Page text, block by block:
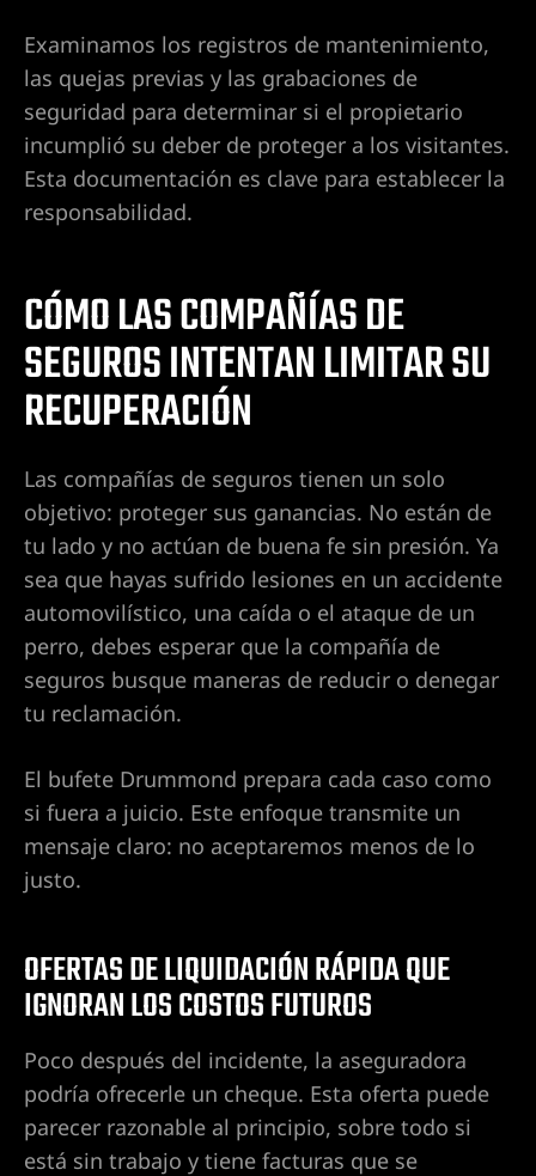
Examinamos los registros de mantenimiento,
las quejas previas y las grabaciones de
seguridad para determinar si el propietario
incumplió su deber de proteger a los visitantes.
Esta documentación es clave para establecer la
responsabilidad.
CÓMO LAS COMPAÑÍAS DE
SEGUROS INTENTAN LIMITAR SU
RECUPERACIÓN
Las compañías de seguros tienen un solo
objetivo: proteger sus ganancias. No están de
tu lado y no actúan de buena fe sin presión. Ya
sea que hayas sufrido lesiones en un accidente
automovilístico, una caída o el ataque de un
perro, debes esperar que la compañía de
seguros busque maneras de reducir o denegar
tu reclamación.
El bufete Drummond prepara cada caso como
si fuera a juicio. Este enfoque transmite un
mensaje claro: no aceptaremos menos de lo
justo.
OFERTAS DE LIQUIDACIÓN RÁPIDA QUE
IGNORAN LOS COSTOS FUTUROS
Poco después del incidente, la aseguradora
podría ofrecerle un cheque. Esta oferta puede
parecer razonable al principio, sobre todo si
está sin trabajo y tiene facturas que se
en Las
Rose
cerca
en Las